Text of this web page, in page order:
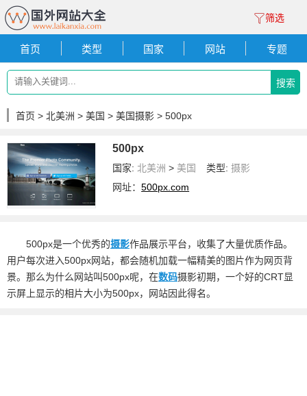
筛选
首页 类型 国家 网站 专题
搜索
首页 > 北美洲 > 美国 > 美国摄影 > 500px
500px
国家: 北美洲 > 美国 类型: 摄影
网址：500px.com
500px是一个优秀的摄影作品展示平台，收集了大量优质作品。
用户每次进入500px网站，都会随机加载一幅精美的图片作为网页背
景。那么为什么网站叫500px呢，在数码摄影初期，一个好的CRT显
示屏上显示的相片大小为500px，网站因此得名。